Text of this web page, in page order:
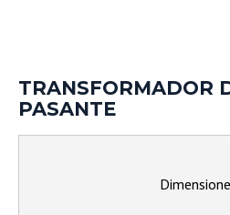
TRANSFORMADOR
PASANTE